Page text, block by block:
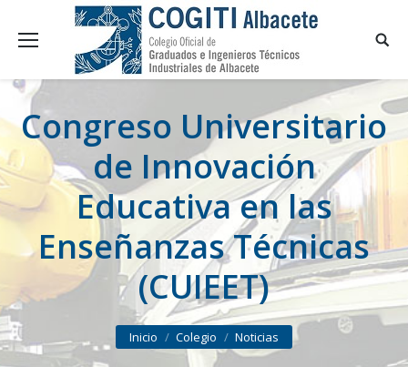
Congreso Universitario
de Innovación
Educativa en las
Enseñanzas Técnicas
(CUIEET)
You are here:
Inicio Colegio Noticias